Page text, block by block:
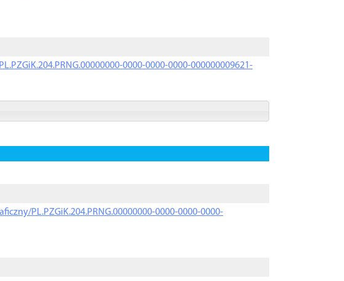
0000-0000-0000-000000009621-
PL.PZGiK.204.PRNG.00000000-0000-0000-0000-